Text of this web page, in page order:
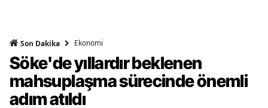
Son Dakika Ekonomi
Söke'de yıllardır beklenen
mahsuplaşma sürecinde önemli
adım atıldı